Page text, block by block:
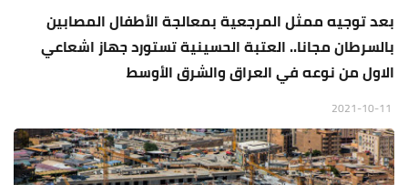
بعد توجيه ممثل المرجعية بمعالجة الأطفال المصابين
بالسرطان مجانا.. العتبة الحسينية تستورد جهاز اشعاعي
الاول من نوعه في العراق والشرق الأوسط